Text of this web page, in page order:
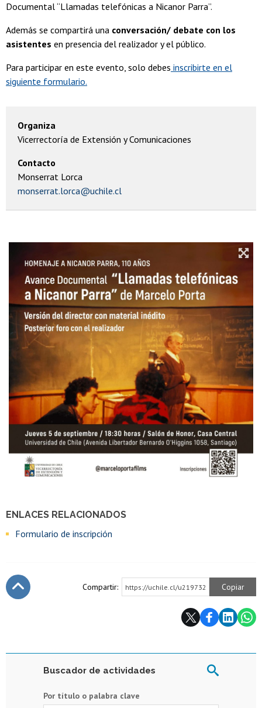
ENLACES RELACIONADOS
Formulario de inscripción
Documental “Llamadas telefónicas a Nicanor Parra”.
Además se compartirá una conversación/ debate con los
asistentes en presencia del realizador y el público.
Para participar en este evento, solo debes inscribirte en el
siguiente formulario.
Organiza
Vicerrectoría de Extensión y Comunicaciones
Contacto
Monserrat Lorca
monserrat.lorca@uchile.cl
Compartir: https://uchile.cl/u219732 Copiar
Buscador de actividades
Por título o palabra clave